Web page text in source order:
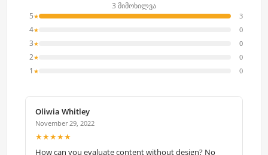
3 მიმოხილვა
5★ 3
4★ 0
3★ 0
2★ 0
1 ★ 0
Oliwia Whitley
November 29, 2022
★★★★★
How can you evaluate content without design? No